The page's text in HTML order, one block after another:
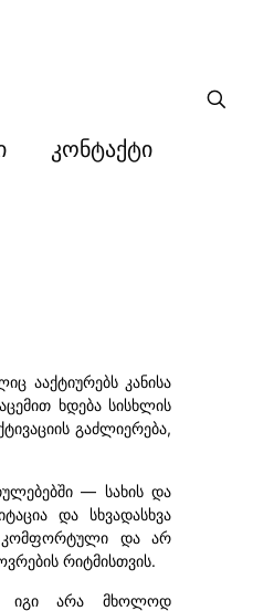
კონტაქტი
ააქტიურებს კანისა
ხდება სისხლის
გაძლიერება,
— სახის და
და სხვადასხვა
კომფორტული და არ
რიტმისთვის.
— იგი არა მხოლოდ